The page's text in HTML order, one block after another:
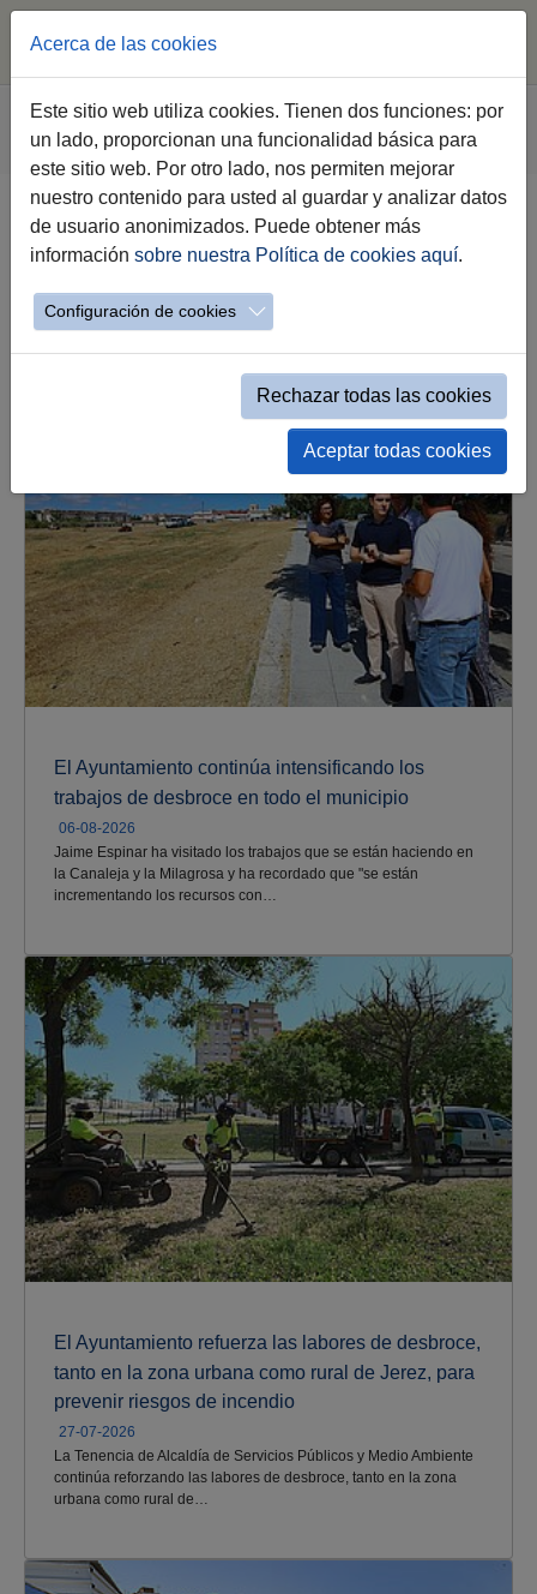
Saltar al contenido principal
Estás aquí:
Jerez.es Ciudad Tu Distrito
Distrito Oeste
Conoce tu distrito
Noticias
Noticias de Todos los Distritos
El Ayuntamiento continúa intensificando los
trabajos de desbroce en todo el municipio
06-08-2026
Jaime Espinar ha visitado los trabajos que se están haciendo en
la Canaleja y la Milagrosa y ha recordado que "se están
incrementando los recursos con…
El Ayuntamiento refuerza las labores de desbroce,
tanto en la zona urbana como rural de Jerez, para
prevenir riesgos de incendio
27-07-2026
La Tenencia de Alcaldía de Servicios Públicos y Medio Ambiente
continúa reforzando las labores de desbroce, tanto en la zona
urbana como rural de…
Acerca de las cookies
Este sitio web utiliza cookies. Tienen dos funciones: por
un lado, proporcionan una funcionalidad básica para
este sitio web. Por otro lado, nos permiten mejorar
nuestro contenido para usted al guardar y analizar datos
de usuario anonimizados. Puede obtener más
información sobre nuestra Política de cookies aquí.
Configuración de cookies
Rechazar todas las cookies
Aceptar todas cookies